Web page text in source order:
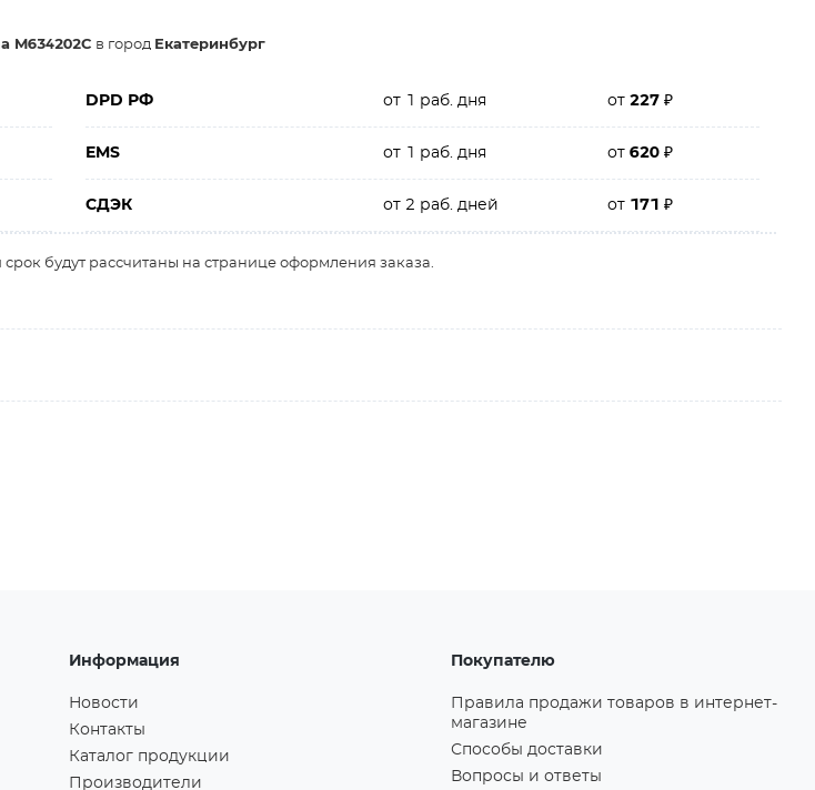
M634202C в город Екатеринбург
DPD РФ от 1 раб. дня от227₽
EMS от 1 раб. дня от620₽
СДЭК от 2 раб. дней от 171₽
будут рассчитаны на странице оформления заказа.
Информация
Новости
Контакты
Каталог продукции
Производители
Покупателю
Правила продажи товаров в интернет-
магазине
Способы доставки
Вопросы и ответы